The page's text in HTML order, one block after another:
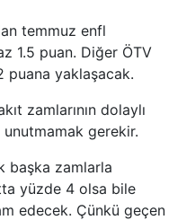
temmuz enfl
1.5 puan. Diğer ÖTV
puana yaklaşacak.
zamlarının dolaylı
gerekir.
başka zamlarla
yüzde 4 olsa bile
edecek. Çünkü geçen